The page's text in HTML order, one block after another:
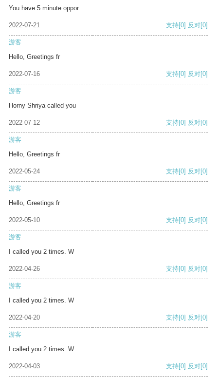
You have 5 minute oppor
2022-07-21 支持[0] 反对[0]
游客
Hello, Greetings fr
2022-07-16 支持[0] 反对[0]
游客
Horny Shriya called you
2022-07-12 支持[0] 反对[0]
游客
Hello, Greetings fr
2022-05-24 支持[0] 反对[0]
游客
Hello, Greetings fr
2022-05-10 支持[0] 反对[0]
游客
I called you 2 times. W
2022-04-26 支持[0] 反对[0]
游客
I called you 2 times. W
2022-04-20 支持[0] 反对[0]
游客
I called you 2 times. W
2022-04-03 支持[0] 反对[0]